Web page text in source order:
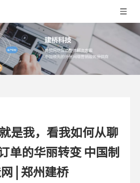
是我，看我如何从聊
单的华丽转变 中国制
| 郑州建桥